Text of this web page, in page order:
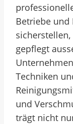
Betriebe und
gepflegt
Techniken
und
trägt nicht